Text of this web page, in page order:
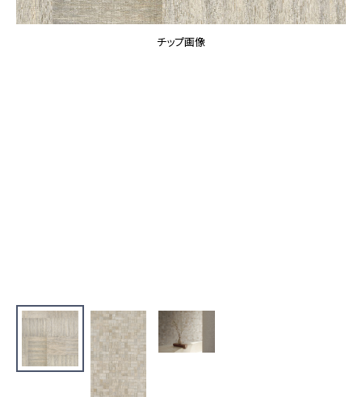
大阪ショールーム
お客様サポート トップ
お知らせプライバシーポリシー
チップ画像